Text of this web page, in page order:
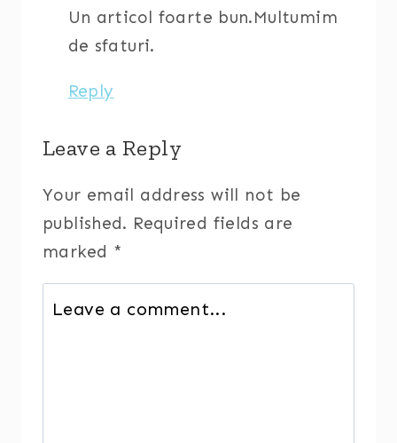
Un articol foarte bun.Multumim
de sfaturi.
Reply
Leave a Reply
Your email address will not be
published. Required fields are
marked *